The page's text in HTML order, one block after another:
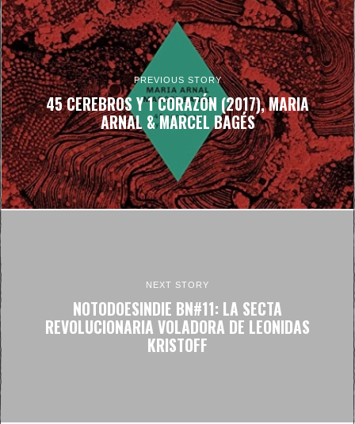
PREVIOUS STORY
45 CEREBROS Y 1 CORAZÓN (2017), MARIA
ARNAL & MARCEL BAGÉS
NEXT STORY
NOTODOESINDIE BN#11: LA SECTA
REVOLUCIONARIA VOLADORA DE LEONIDAS
KRISTOFF